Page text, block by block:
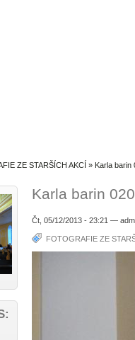
ZE STARŠÍCH AKCÍ » Karla barin
Karla barin 020
Čt, 05/12/2013 - 23:21 —
FOTOGRAFIE ZE